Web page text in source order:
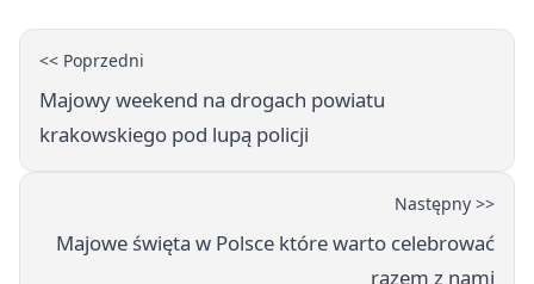
<< Poprzedni
Majowy weekend na drogach powiatu
krakowskiego pod lupą policji
Następny >>
Majowe święta w Polsce które warto celebrować
razem z nami